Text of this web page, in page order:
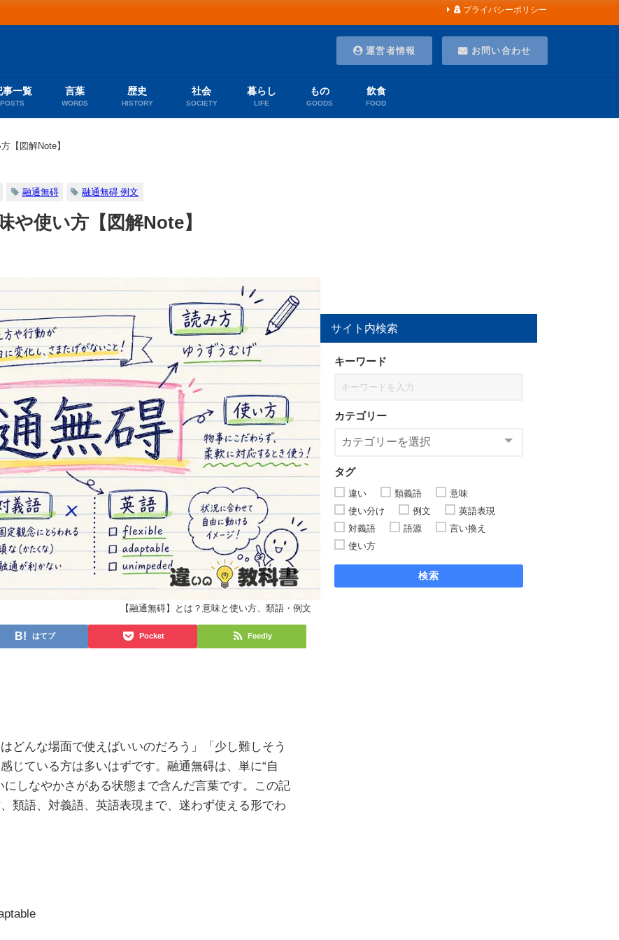
プライバシーポリシー
運営者情報 お問い合わせ
事一覧
POSTS
言葉
WORDS
歴史
HISTORY
社会
SOCIETY
暮らし
LIFE
もの
GOODS
飲食
FOOD
【図解Note】
融通無碍 融通無碍 例文
や使い方【図解Note】
【融通無碍】とは？意味と使い方、類語・例文
はてブ Pocket Feedly
どんな場面で使えばいいのだろう」「少し難しそう
じている方は多いはずです。融通無碍は、単に“自
しなやかさがある状態まで含んだ言葉です。この記
類語、対義語、英語表現まで、迷わず使える形でわ
サイト内検索
キーワード
カテゴリー
タグ
違い 類義語
意味
使い分け
例文
英語表現
対義語
語源
言い換え
使い方
検索